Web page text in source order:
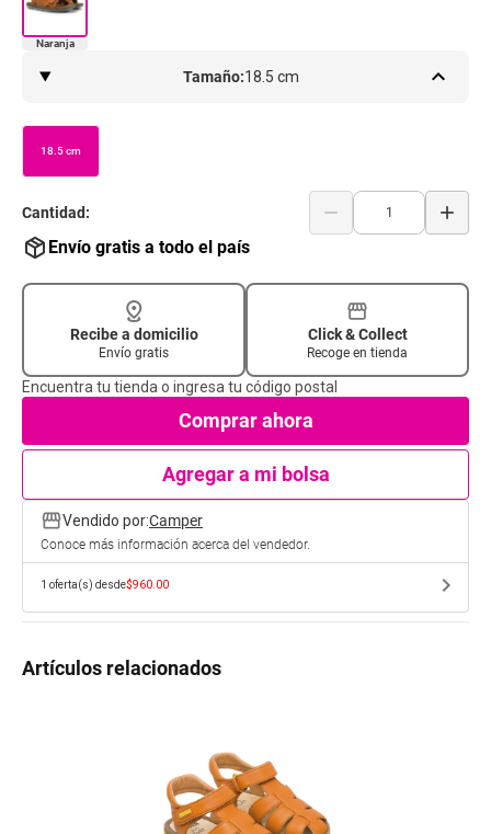
Naranja
Tamaño:18.5 cm keyboard_arrow_up
18.5 cm
Cantidad: remove add
Envío gratis a todo el país
Recibe a domicilio
Envío gratis
Click & Collect
Recoge en tienda
Encuentra tu tienda o ingresa tu código postal
Comprar ahora
Agregar a mi bolsa
storefrontVendido por:Camper
Conoce más información acerca del vendedor.
1 oferta(s) desde$960.00 chevron_right
Artículos relacionados